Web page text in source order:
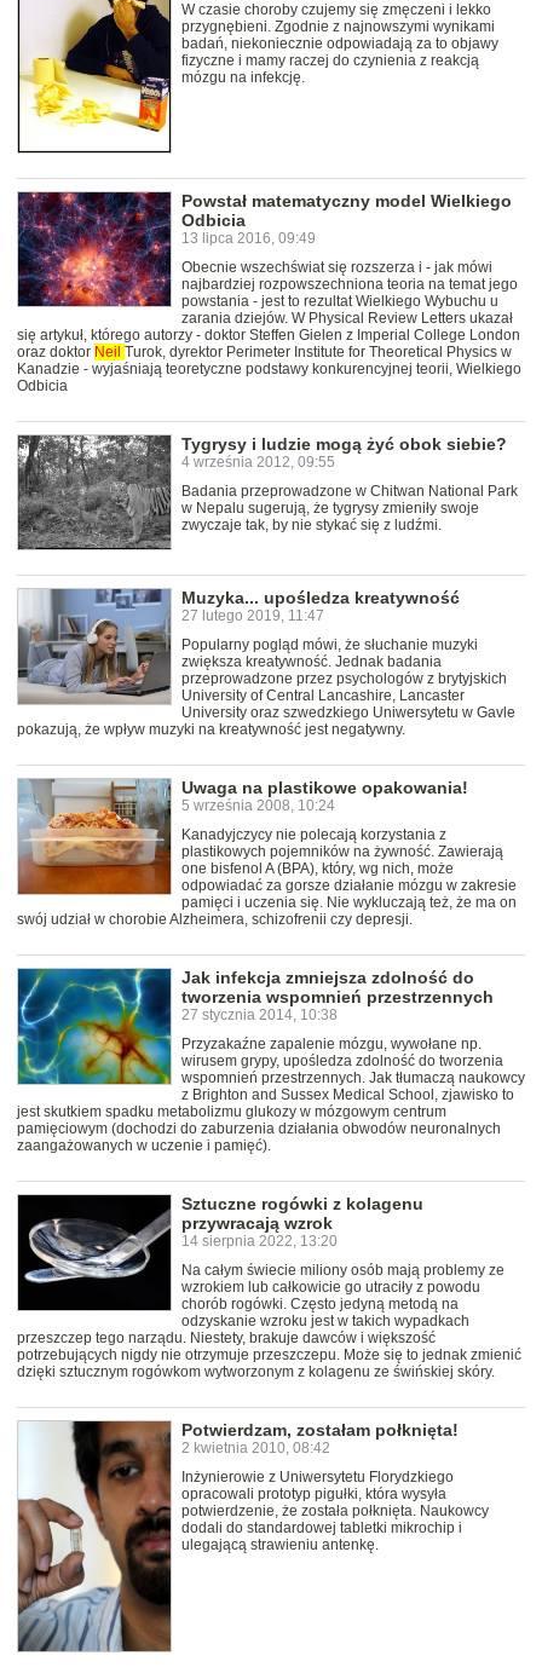
W czasie choroby czujemy się zmęczeni i lekko
przygnębieni. Zgodnie z najnowszymi wynikami
badań, niekoniecznie odpowiadają za to objawy
fizyczne i mamy raczej do czynienia z reakcją
mózgu na infekcję.
Powstał matematyczny model Wielkiego
Odbicia
13 lipca 2016, 09:49
Obecnie wszechświat się rozszerza i - jak mówi
najbardziej rozpowszechniona teoria na temat jego
powstania - jest to rezultat Wielkiego Wybuchu u
zarania dziejów. W Physical Review Letters ukazał
się artykuł, którego autorzy - doktor Steffen Gielen z Imperial College London
oraz doktor Neil Turok, dyrektor Perimeter Institute for Theoretical Physics w
Kanadzie - wyjaśniają teoretyczne podstawy konkurencyjnej teorii, Wielkiego
Odbicia
Tygrysy i ludzie mogą żyć obok siebie?
4 września 2012, 09:55
Badania przeprowadzone w Chitwan National Park
w Nepalu sugerują, że tygrysy zmieniły swoje
zwyczaje tak, by nie stykać się z ludźmi.
Muzyka... upośledza kreatywność
27 lutego 2019, 11:47
Popularny pogląd mówi, że słuchanie muzyki
zwiększa kreatywność. Jednak badania
przeprowadzone przez psychologów z brytyjskich
University of Central Lancashire, Lancaster
University oraz szwedzkiego Uniwersytetu w Gavle
pokazują, że wpływ muzyki na kreatywność jest negatywny.
Uwaga na plastikowe opakowania!
5 września 2008, 10:24
Kanadyjczycy nie polecają korzystania z
plastikowych pojemników na żywność. Zawierają
one bisfenol A (BPA), który, wg nich, może
odpowiadać za gorsze działanie mózgu w zakresie
pamięci i uczenia się. Nie wykluczają też, że ma on
swój udział w chorobie Alzheimera, schizofrenii czy depresji.
Jak infekcja zmniejsza zdolność do
tworzenia wspomnień przestrzennych
27 stycznia 2014, 10:38
Przyzakaźne zapalenie mózgu, wywołane np.
wirusem grypy, upośledza zdolność do tworzenia
wspomnień przestrzennych. Jak tłumaczą naukowcy
z Brighton and Sussex Medical School, zjawisko to
jest skutkiem spadku metabolizmu glukozy w mózgowym centrum
pamięciowym (dochodzi do zaburzenia działania obwodów neuronalnych
zaangażowanych w uczenie i pamięć).
Sztuczne rogówki z kolagenu
przywracają wzrok
14 sierpnia 2022, 13:20
Na całym świecie miliony osób mają problemy ze
wzrokiem lub całkowicie go utraciły z powodu
chorób rogówki. Często jedyną metodą na
odzyskanie wzroku jest w takich wypadkach
przeszczep tego narządu. Niestety, brakuje dawców i większość
potrzebujących nigdy nie otrzymuje przeszczepu. Może się to jednak zmienić
dzięki sztucznym rogówkom wytworzonym z kolagenu ze świńskiej skóry.
Potwierdzam, zostałam połknięta!
2 kwietnia 2010, 08:42
Inżynierowie z Uniwersytetu Florydzkiego
opracowali prototyp pigułki, która wysyła
potwierdzenie, że została połknięta. Naukowcy
dodali do standardowej tabletki mikrochip i
ulegającą strawieniu antenkę.